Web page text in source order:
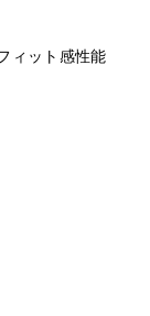
ィット感性能